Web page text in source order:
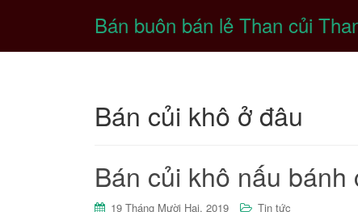
Bán buôn bán lẻ Than củi
Bán củi khô ở đâu
Bán củi khô nấu bánh
19 Tháng Mười Hai, 2019 Tin tức